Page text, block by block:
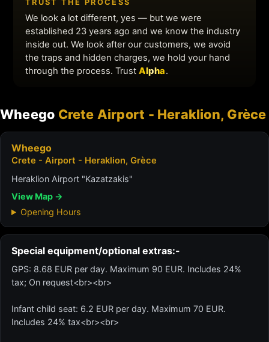
Wheego Crete Airport - Heraklion, Grèce
Wheego
Crete - Airport - Heraklion, Grèce
Heraklion Airport "Kazatzakis"
View Map →
Opening Hours
Special equipment/optional extras:-
GPS: 8.68 EUR per day. Maximum 90 EUR. Includes 24%
tax; On request<br><br>
Infant child seat: 6.2 EUR per day. Maximum 70 EUR.
Includes 24% tax<br><br>